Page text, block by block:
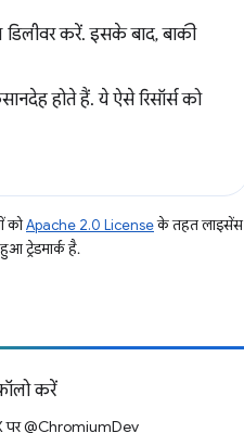
करें. इसके बाद, बाकी
होते हैं. ये ऐसे रिसॉर्स को
कोApache 2.0 Licenseके तहत लाइसेंस
ट्रेडमार्क है.
करें
पर @ChromiumDev